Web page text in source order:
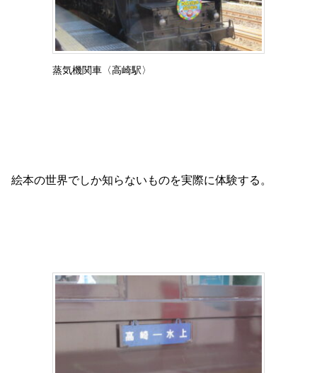
蒸気機関車〈高崎駅〉
絵本の世界でしか知らないものを実際に体験する。